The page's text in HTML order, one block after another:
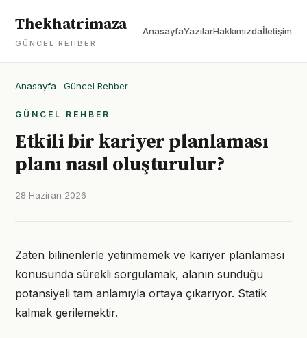
Thekhatrimaza
GÜNCEL REHBER
AnasayfaYazılarHakkımızdaİletişim
Anasayfa · Güncel Rehber
GÜNCEL REHBER
Etkili bir kariyer planlaması
planı nasıl oluşturulur?
28 Haziran 2026
Zaten bilinenlerle yetinmemek ve kariyer planlaması
konusunda sürekli sorgulamak, alanın sunduğu
potansiyeli tam anlamıyla ortaya çıkarıyor. Statik
kalmak gerilemektir.